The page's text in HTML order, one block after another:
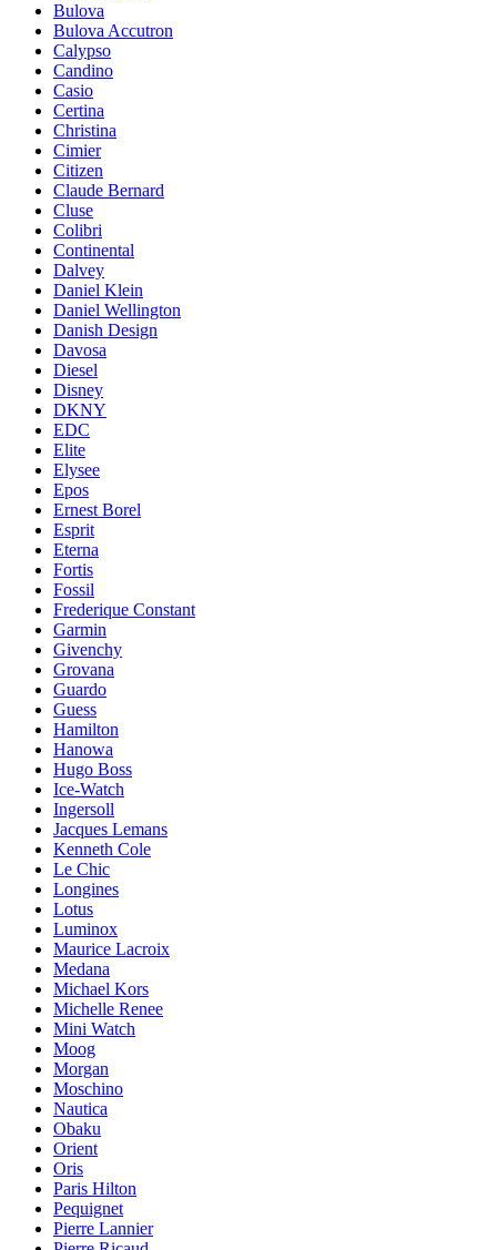
Bulova
Bulova Accutron
Calypso
Candino
Casio
Certina
Christina
Cimier
Citizen
Claude Bernard
Cluse
Colibri
Continental
Dalvey
Daniel Klein
Daniel Wellington
Danish Design
Davosa
Diesel
Disney
DKNY
EDC
Elite
Elysee
Epos
Ernest Borel
Esprit
Eterna
Fortis
Fossil
Frederique Constant
Garmin
Givenchy
Grovana
Guardo
Guess
Hamilton
Hanowa
Hugo Boss
Ice-Watch
Ingersoll
Jacques Lemans
Kenneth Cole
Le Chic
Longines
Lotus
Luminox
Maurice Lacroix
Medana
Michael Kors
Michelle Renee
Mini Watch
Moog
Morgan
Moschino
Nautica
Obaku
Orient
Oris
Paris Hilton
Pequignet
Pierre Lannier